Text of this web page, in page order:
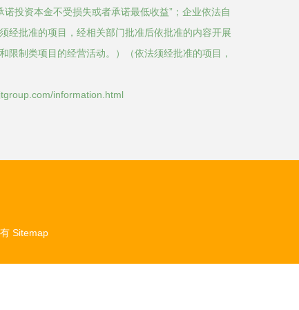
投资本金不受损失或者承诺最低收益”；企业依法自
经批准的项目，经相关部门批准后依批准的内容开展
限制类项目的经营活动。）（依法须经批准的项目，
information.html
Sitemap